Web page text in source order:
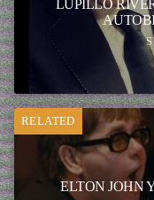
LUPILLO
RELATED
ELTON JOHN